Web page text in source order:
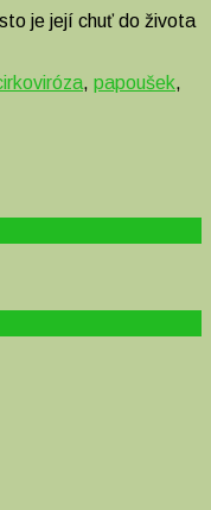
je její chuť do života
, papoušek,